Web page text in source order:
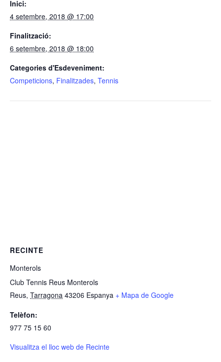
Inici:
4 setembre, 2018 @ 17:00
Finalització:
6 setembre, 2018 @ 18:00
Categories d'Esdeveniment:
Competicions, Finalitzades, Tennis
RECINTE
Monterols
Club Tennis Reus Monterols
Reus, Tarragona 43206 Espanya + Mapa de Google
Telèfon:
977 75 15 60
Visualitza el lloc web de Recinte